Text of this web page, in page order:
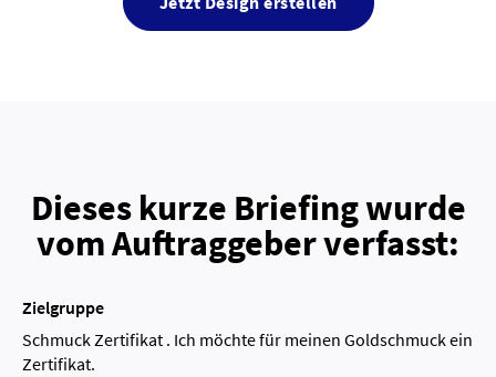
Dieses kurze Briefing wurde
vom Auftraggeber verfasst:
Zielgruppe
Schmuck Zertifikat . Ich möchte für meinen Goldschmuck ein
Zertifikat.